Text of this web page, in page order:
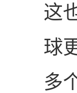
这
球
多